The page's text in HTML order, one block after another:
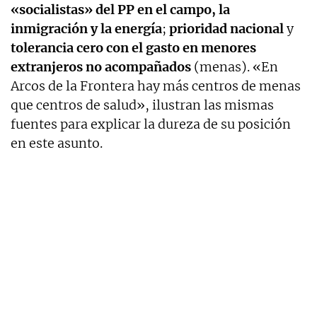
«socialistas» del PP en el campo, la
inmigración y la energía; prioridad nacionaly
tolerancia cero con el gasto en menores
extranjeros no acompañados (menas). «En
Arcos de la Frontera hay más centros de menas
que centros de salud», ilustran las mismas
fuentes para explicar la dureza de su posición
en este asunto.